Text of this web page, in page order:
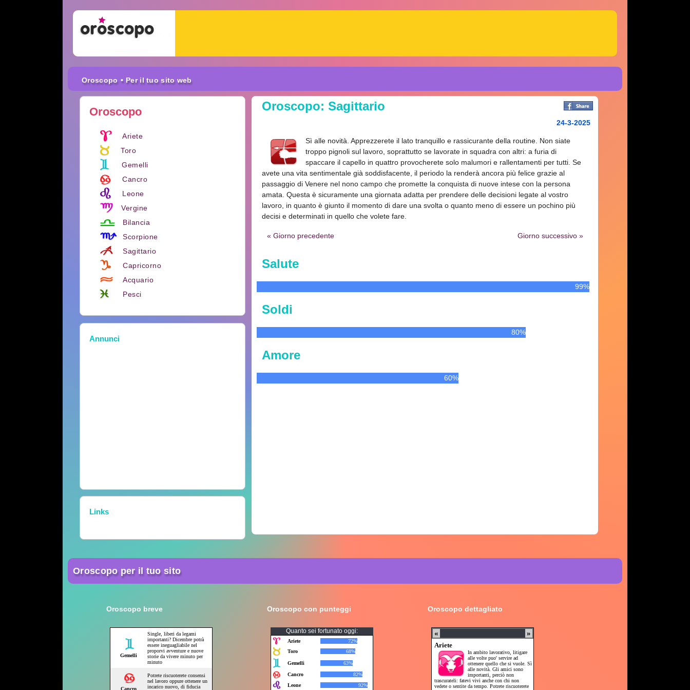
Oroscopo • Per il tuo sito web
Oroscopo
Ariete
Toro
Gemelli
Cancro
Leone
Vergine
Bilancia
Scorpione
Sagittario
Capricorno
Acquario
Pesci
Annunci
Links
Oroscopo: Sagittario
24-3-2025
Sì alle novità. Apprezzerete il lato tranquillo e rassicurante della routine. Non siate
troppo pignoli sul lavoro, soprattutto se lavorate in squadra con altri: a furia di
spaccare il capello in quattro provocherete solo malumori e rallentamenti per tutti. Se
avete una vita sentimentale già soddisfacente, il periodo la renderà ancora più felice grazie al
passaggio di Venere nel nono campo che promette la conquista di nuove intese con la persona
amata. Questa è sicuramente una giornata adatta per prendere delle decisioni legate al vostro
lavoro, in quanto è giunto il momento di dare una svolta o quanto meno di essere un pochino più
decisi e determinati in quello che volete fare.
« Giorno precedente Giorno successivo »
Salute
99%
Soldi
80%
Amore
60%
Oroscopo per il tuo sito
Oroscopo breve Oroscopo con punteggi
Quanto sei fortunato oggi:
Oroscopo dettagliato